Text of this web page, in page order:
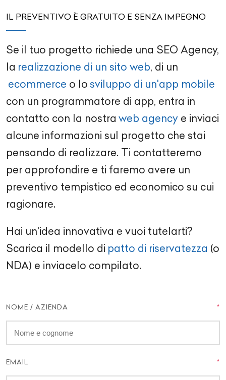
IL PREVENTIVO È GRATUITO E SENZA IMPEGNO
Se il tuo progetto richiede una SEO Agency,
la realizzazione di un sito web, di un
ecommerce o lo sviluppo di un'app mobile
con un programmatore di app, entra in
contatto con la nostra web agency e inviaci
alcune informazioni sul progetto che stai
pensando di realizzare. Ti contatteremo
per approfondire e ti faremo avere un
preventivo tempistico ed economico su cui
ragionare.
Hai un'idea innovativa e vuoi tutelarti?
Scarica il modello di patto di riservatezza (o
NDA) e inviacelo compilato.
NOME / AZIENDA
EMAIL